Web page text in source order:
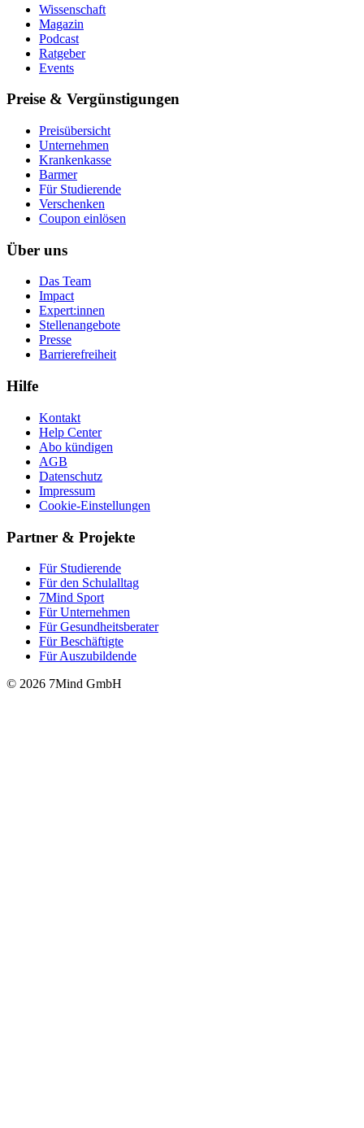
Wissenschaft
Magazin
Podcast
Ratgeber
Events
Preise & Vergünstigungen
Preisübersicht
Unternehmen
Krankenkasse
Barmer
Für Studierende
Ver­schen­ken
Coupon einlösen
Über uns
Das Team
Impact
Expert:innen
Stellenangebote
Presse
Barrierefreiheit
Hilfe
Kontakt
Help Center
Abo kündigen
AGB
Datenschutz
Impressum
Cookie-Einstellungen
Partner & Projekte
Für Stu­die­rende
Für den Schulalltag
7Mind Sport
Für Unter­neh­men
Für Gesund­heits­be­ra­ter
Für Beschäftigte
Für Auszubildende
© 2026 7Mind GmbH